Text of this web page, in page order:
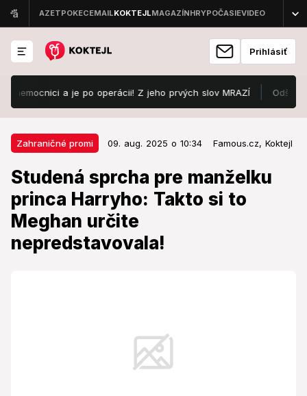
Prihlásiť
a je po operácii! Z jeho prvých slov MRAZÍ Odštartoval
Zahraničné promi 09. aug. 2025 o 10:34 Famous.cz, Koktejl
Studená sprcha pre manželku
princa Harryho: Takto si to
Meghan určite
nepredstavovala!
Zahraničné promi 09. aug. 2025 o 10:34
Studená sprcha pre manželku
princa Harryho: Takto si to
Meghan určite nepredstavovala!
Po minuloročnom úspechu musí byť sklamaná.